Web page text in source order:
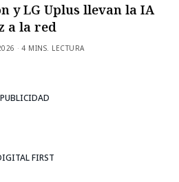
y LG Uplus llevan la IA
a la red
4 MINS. LECTURA
PUBLICIDAD
FIRST